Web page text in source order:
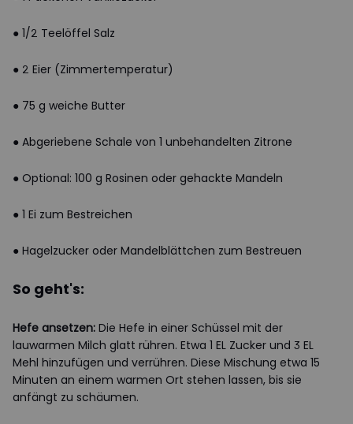
● 1/2 Teelöffel Salz
● 2 Eier (Zimmertemperatur)
● 75 g weiche Butter
● Abgeriebene Schale von 1 unbehandelten Zitrone
● Optional: 100 g Rosinen oder gehackte Mandeln
● 1 Ei zum Bestreichen
● Hagelzucker oder Mandelblättchen zum Bestreuen
So geht's:
Hefe ansetzen: Die Hefe in einer Schüssel mit der
lauwarmen Milch glatt rühren. Etwa 1 EL Zucker und 3 EL
Mehl hinzufügen und verrühren. Diese Mischung etwa 15
Minuten an einem warmen Ort stehen lassen, bis sie
anfängt zu schäumen.